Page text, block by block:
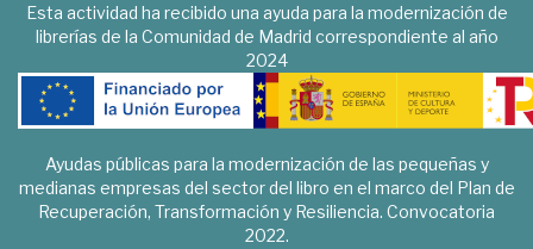
Esta actividad ha recibido una ayuda para la modernización de
librerías de la Comunidad de Madrid correspondiente al año
2024
Ayudas públicas para la modernización de las pequeñas y
medianas empresas del sector del libro en el marco del Plan de
Recuperación, Transformación y Resiliencia. Convocatoria
2022.